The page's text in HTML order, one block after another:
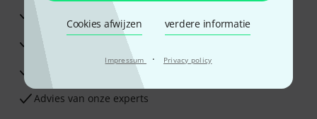
Cookies afwijzen verdere informatie
Impressum · Privacy policy
3 jaar Thomann garantie
30 dagen Money Back-garantie
Advies van onze experts